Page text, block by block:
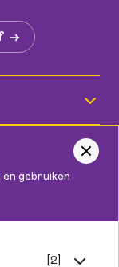
en gebruiken
[2]